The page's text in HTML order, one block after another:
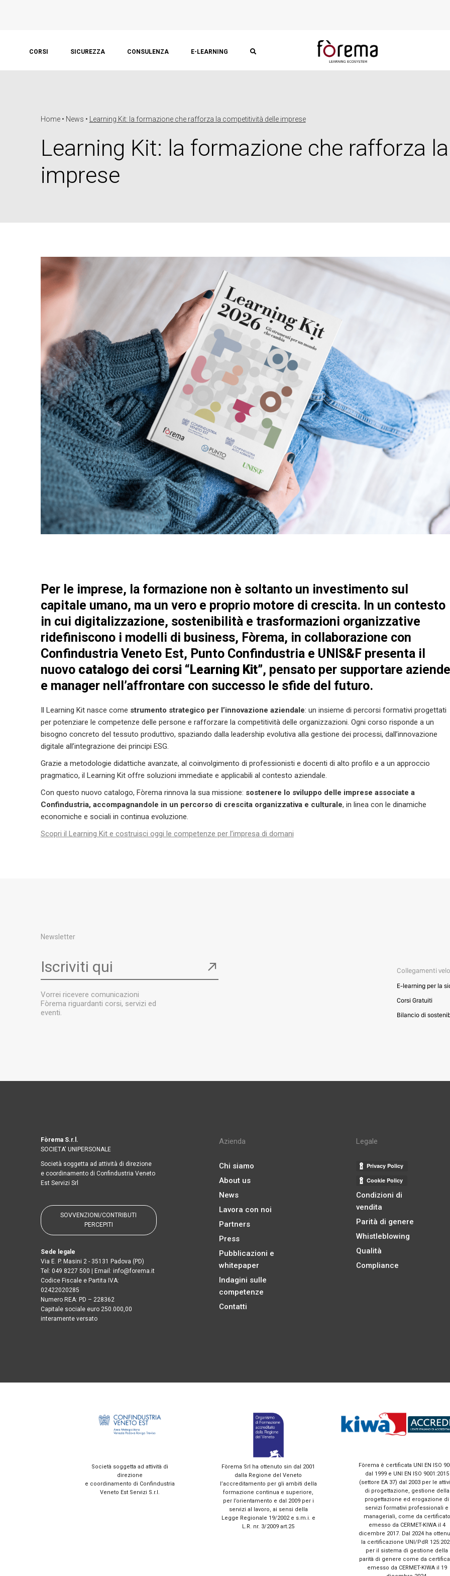
E-LEARNING
CONSULENZA
SICUREZZA
CORSI
Home • News • Learning Kit: la formazione che rafforza la competitività delle imprese
Learning Kit: la formazione che rafforza
imprese
Per le imprese, la formazione non è soltanto un investimento sul
capitale umano, ma un vero e proprio motore di crescita. In un contesto
in cui digitalizzazione, sostenibilità e trasformazioni organizzative
ridefiniscono i modelli di business, Fòrema, in collaborazione con
Confindustria Veneto Est, Punto Confindustria e UNIS&F presenta il
nuovo catalogo dei corsi “Learning Kit”, pensato per supportare aziende
e manager nell’affrontare con successo le sfide del futuro.
Il Learning Kit nasce come strumento strategico per l’innovazione aziendale: un insieme di percorsi formativi progettati
per potenziare le competenze delle persone e rafforzare la competitività delle organizzazioni. Ogni corso risponde a un
bisogno concreto del tessuto produttivo, spaziando dalla leadership evolutiva alla gestione dei processi, dall’innovazione
digitale all’integrazione dei principi ESG.
Grazie a metodologie didattiche avanzate, al coinvolgimento di professionisti e docenti di alto profilo e a un approccio
pragmatico, il Learning Kit offre soluzioni immediate e applicabili al contesto aziendale.
Con questo nuovo catalogo, Fòrema rinnova la sua missione: sostenere lo sviluppo delle imprese associate a
Confindustria, accompagnandole in un percorso di crescita organizzativa e culturale, in linea con le dinamiche
economiche e sociali in continua evoluzione.
Scopri il Learning Kit e costruisci oggi le competenze per l’impresa di domani
Newsletter
Iscriviti qui ↗
Vorrei ricevere comunicazioni
Fòrema riguardanti corsi, servizi ed
eventi.
Collegamenti
E-learning per la
Corsi Gratuiti
Bilancio di
Fòrema S.r.l.
SOCIETA' UNIPERSONALE
Società soggetta ad attività di direzione
e coordinamento di Confindustria Veneto
Est Servizi Srl
SOVVENZIONI/CONTRIBUTI
PERCEPITI
Sede legale
Via E. P. Masini 2 - 35131 Padova (PD)
Tel: 049 8227 500 | Email: info@forema.it
Codice Fiscale e Partita IVA:
02422020285
Numero REA: PD – 228362
Capitale sociale euro 250.000,00
interamente versato
Azienda
Chi siamo
About us
News
Lavora con noi
Partners
Press
Pubblicazioni e
whitepaper
Indagini sulle
competenze
Contatti
Legale
Condizioni di
vendita
Parità di genere
Whistleblowing
Qualità
Compliance
Società soggetta ad attività di
direzione
e coordinamento di Confindustria
Veneto Est Servizi S.r.l.
Fòrema Srl ha ottenuto sin dal 2001
dalla Regione del Veneto
l’accreditamento per gli ambiti della
formazione continua e superiore,
per l’orientamento e dal 2009 per i
servizi al lavoro, ai sensi della
Legge Regionale 19/2002 e s.m.i. e
L.R. nr. 3/2009 art.25
Fòrema è certificata UNI EN ISO
dal 1999 e UNI EN ISO 9001:2015
(settore EA 37) dal 2003 per le
di progettazione, gestione della
progettazione ed erogazione di
servizi formativi professionali e
manageriali, come da certificato
emesso da CERMET-KIWA il 4
dicembre 2017. Dal 2024 ha
la certificazione UNI/PdR
per il sistema di gestione della
parità di genere come da
emesso da CERMET-KIWA il 19